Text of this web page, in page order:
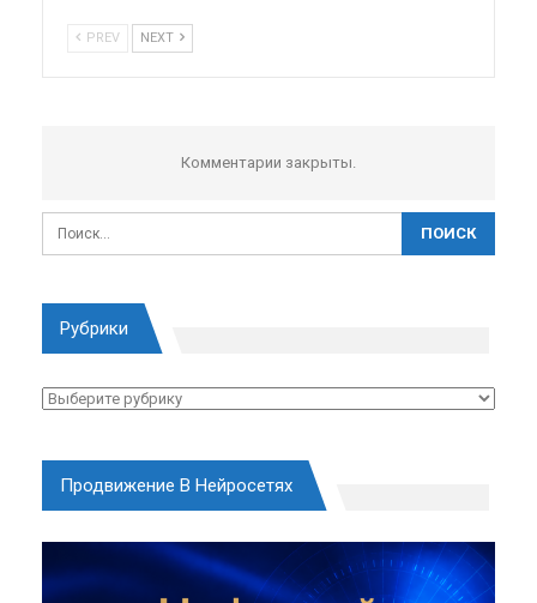
PREV NEXT
Комментарии закрыты.
Рубрики
Рубрики
Продвижение В Нейросетях